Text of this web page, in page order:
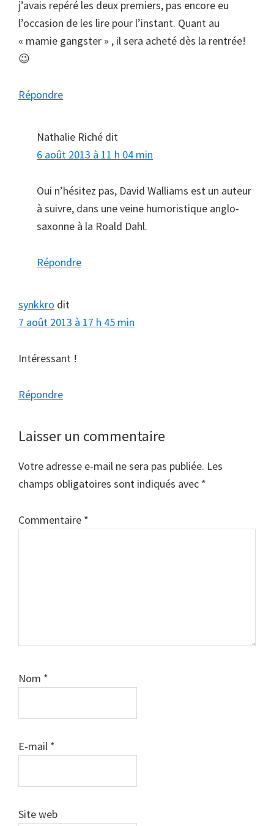
j’avais repéré les deux premiers, pas encore eu
l’occasion de les lire pour l’instant. Quant au
« mamie gangster » , il sera acheté dès la rentrée!
😉
Répondre
Nathalie Riché dit
6 août 2013 à 11 h 04 min
Oui n’hésitez pas, David Walliams est un auteur
à suivre, dans une veine humoristique anglo-
saxonne à la Roald Dahl.
Répondre
synkkro dit
7 août 2013 à 17 h 45 min
Intéressant !
Répondre
Laisser un commentaire
Votre adresse e-mail ne sera pas publiée. Les
champs obligatoires sont indiqués avec *
Commentaire *
Nom *
E-mail *
Site web